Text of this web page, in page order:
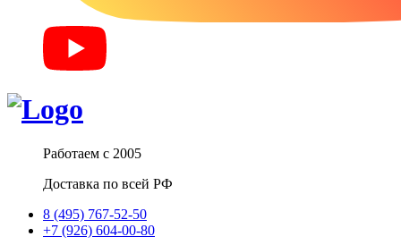
Работаем с 2005
Доставка по всей РФ
8 (495) 767-52-50
+7 (926) 604-00-80